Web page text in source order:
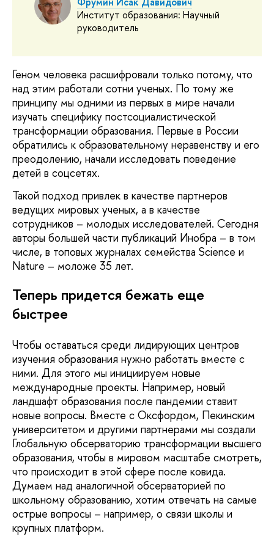
Институт образования: Научный
руководитель
Геном человека расшифровали только потому, что
над этим работали сотни ученых. По тому же
принципу мы одними из первых в мире начали
изучать специфику постсоциалистической
трансформации образования. Первые в России
обратились к образовательному неравенству и его
преодолению, начали исследовать поведение
детей в соцсетях.
Такой подход привлек в качестве партнеров
ведущих мировых ученых, а в качестве
сотрудников – молодых исследователей. Сегодня
авторы большей части публикаций Инобра – в том
числе, в топовых журналах семейства Science и
Nature – моложе 35 лет.
Теперь придется бежать еще
быстрее
Чтобы оставаться среди лидирующих центров
изучения образования нужно работать вместе с
ними. Для этого мы инициируем новые
международные проекты. Например, новый
ландшафт образования после пандемии ставит
новые вопросы. Вместе с Оксфордом, Пекинским
университетом и другими партнерами мы создали
Глобальную обсерваторию трансформации высшего
образования, чтобы в мировом масштабе смотреть,
что происходит в этой сфере после ковида.
Думаем над аналогичной обсерваторией по
школьному образованию, хотим отвечать на самые
острые вопросы – например, о связи школы и
крупных платформ.